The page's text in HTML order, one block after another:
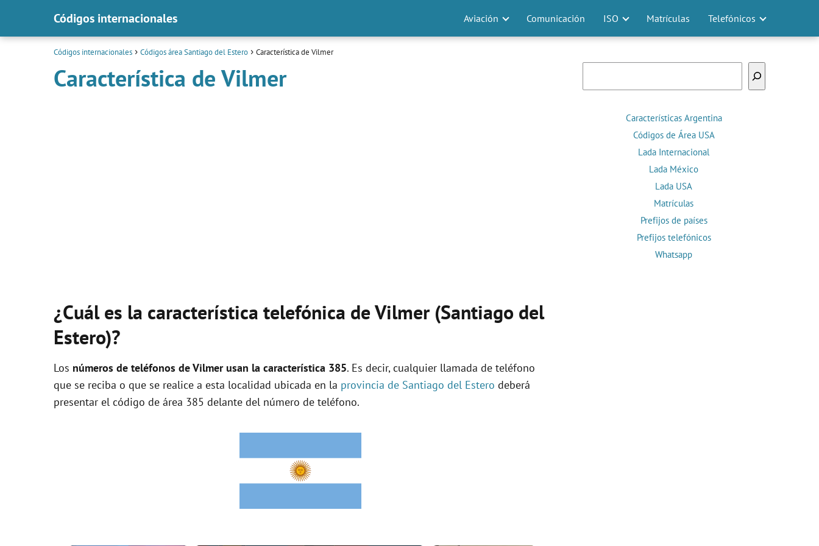
Códigos internacionales Aviación Comunicación ISO Matrículas Telefónicos
Códigos internacionales Códigos área Santiago del Estero Característica de Vilmer
Característica de Vilmer
¿Cuál es la característica telefónica de Vilmer (Santiago del
Estero)?
Los números de teléfonos de Vilmer usan la característica 385. Es decir, cualquier llamada de teléfono
que se reciba o que se realice a esta localidad ubicada en la provincia de Santiago del Estero deberá
presentar el código de área 385 delante del número de teléfono.
Características Argentina
Códigos de Área USA
Lada Internacional
Lada México
Lada USA
Matrículas
Prefijos de países
Prefijos telefónicos
Whatsapp